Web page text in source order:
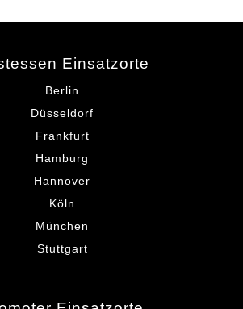
Einsatzorte
Berlin
Düsseldorf
Frankfurt
Hamburg
Hannover
Köln
München
Stuttgart